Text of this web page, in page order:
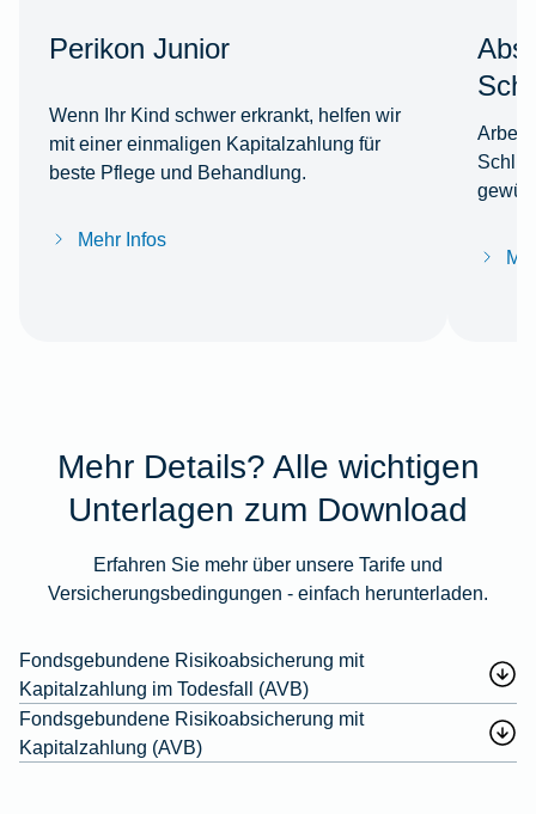
Perikon Junior
Wenn Ihr Kind schwer erkrankt, helfen wir
mit einer einmaligen Kapitalzahlung für
beste Pflege und Behandlung.
Mehr Infos
Mehr Details? Alle wichtigen
Unterlagen zum Download
Erfahren Sie mehr über unsere Tarife und
Versicherungsbedingungen - einfach herunterladen.
Fondsgebundene Risikoabsicherung mit
Kapitalzahlung im Todesfall (AVB)
Fondsgebundene Risikoabsicherung mit
Kapitalzahlung (AVB)